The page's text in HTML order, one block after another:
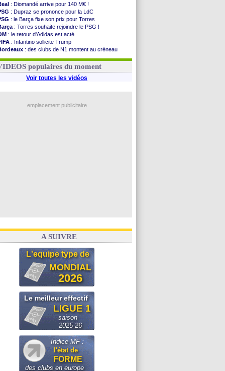
: Diomandé arrive pour 140 M€ !
: Dupraz se prononce pour la LdC
: le Barça fixe son prix pour Torres
: Torres souhaite rejoindre le PSG !
: le retour d'Adidas est acté
: Infantino sollicite Trump
: des clubs de N1 montent au créneau
: le démenti de Leipzig pour Diomandé
populaires du moment
Voir toutes les vidéos
emplacement publicitaire
A SUIVRE
L'equipe type de
MONDIAL
2026
Le meilleur effectif
LIGUE 1
saison
2025-26
Indice MF :
l'état de
FORME
des clubs en europe